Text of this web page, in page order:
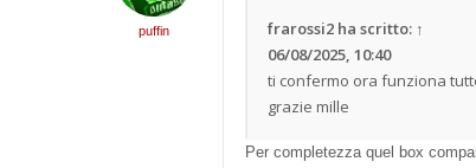
puffin frarossi2 ha scritto: ↑
06/08/2025, 10:40
ti confermo ora funziona
grazie mille
Per completezza quel box